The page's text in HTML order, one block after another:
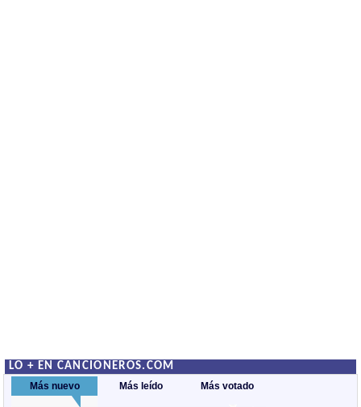
LO + EN CANCIONEROS.COM
Más nuevo Más leído Más votado